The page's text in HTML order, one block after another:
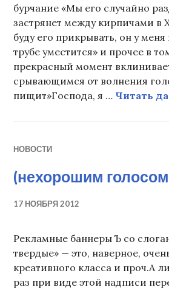
бурчание «Мы его случайно
застрянет между кирпичами в
буду его прикрывать, он у
трубе уместится» и прочее в
прекрасный момент
срывающимся от волнения
пищит»Господа, я … Читать
НОВОСТИ
(нехорошим
17 НОЯБРЯ 2012
Рекламные баннеры Ъ со
твердые» — это, наверное,
креативного класса и проч.А
раз при виде этой надписи